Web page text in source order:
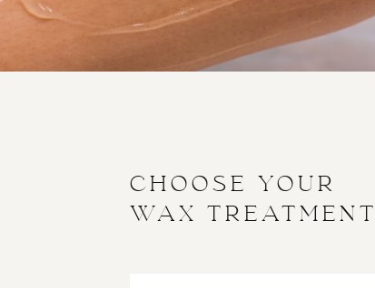
CHOOSE YOUR
WAX TREATMENT